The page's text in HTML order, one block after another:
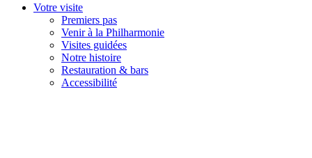
Votre visite
Premiers pas
Venir à la Philharmonie
Visites guidées
Notre histoire
Restauration & bars
Accessibilité